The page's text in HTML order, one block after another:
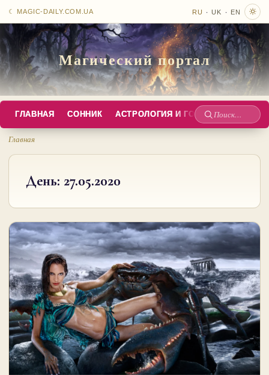
☾ MAGIC-DAILY.COM.UA RU · UK · EN
Магический портал
ГЛАВНАЯ СОННИК АСТРОЛОГИЯ И ГОРОСКОПЫ
Поиск
сайту
Главная
День: 27.05.2020